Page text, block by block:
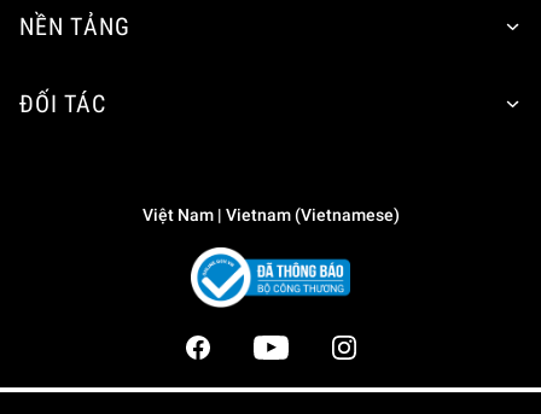
NỀN TẢNG
ĐỐI TÁC
Việt Nam | Vietnam (Vietnamese)